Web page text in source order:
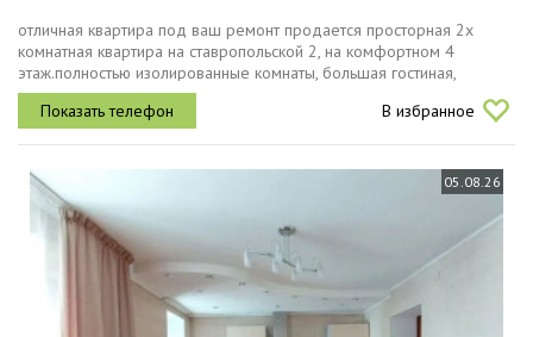
отличная квартира под ваш ремонт продается просторная 2х
комнатная квартира на ставропольской 2, на комфортном 4
этаж.полностью изолированные комнаты, большая гостиная,
просторный коридор, раздельный санузел, большая лоджия со
своей кладовкой....
В избранное
05.08.26